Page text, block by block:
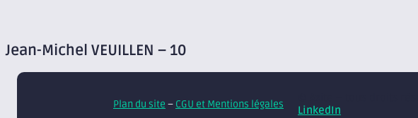
Jean-Michel VEUILLEN – 10
Plan du site – CGU et Mentions légales
LinkedIn